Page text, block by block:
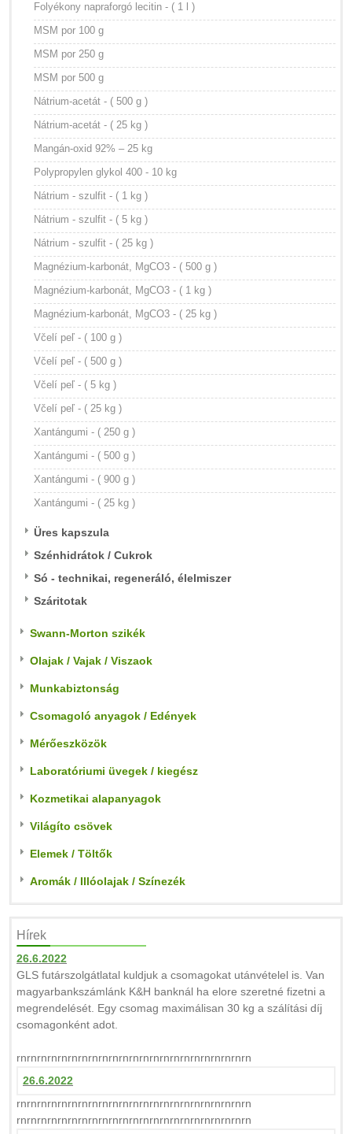
Folyékony napraforgó lecitin - ( 1 l )
MSM por 100 g
MSM por 250 g
MSM por 500 g
Nátrium-acetát - ( 500 g )
Nátrium-acetát - ( 25 kg )
Mangán-oxid 92% – 25 kg
Polypropylen glykol 400 - 10 kg
Nátrium - szulfit - ( 1 kg )
Nátrium - szulfit - ( 5 kg )
Nátrium - szulfit - ( 25 kg )
Magnézium-karbonát, MgCO3 - ( 500 g )
Magnézium-karbonát, MgCO3 - ( 1 kg )
Magnézium-karbonát, MgCO3 - ( 25 kg )
Včelí peľ - ( 100 g )
Včelí peľ - ( 500 g )
Včelí peľ - ( 5 kg )
Včelí peľ - ( 25 kg )
Xantángumi - ( 250 g )
Xantángumi - ( 500 g )
Xantángumi - ( 900 g )
Xantángumi - ( 25 kg )
Üres kapszula
Szénhidrátok / Cukrok
Só - technikai, regeneráló, élelmiszer
Száritotak
Swann-Morton szikék
Olajak / Vajak / Viszaok
Munkabiztonság
Csomagoló anyagok / Edények
Mérőeszközök
Laboratóriumi üvegek / kiegész
Kozmetikai alapanyagok
Világíto csövek
Elemek / Töltők
Aromák / Illóolajak / Színezék
Hírek
26.6.2022
GLS futárszolgátlatal kuldjuk a csomagokat utánvételel is. Van
magyarbankszámlánk K&H banknál ha elore szeretné fizetni a
megrendelését. Egy csomag maximálisan 30 kg a szálítási díj
csomagonként adot.
rnrnrnrnrnrnrnrnrnrnrnrnrnrnrnrnrnrnrnrnrnrnrn
26.6.2022
rnrnrnrnrnrnrnrnrnrnrnrnrnrnrnrnrnrnrnrnrnrnrn
rnrnrnrnrnrnrnrnrnrnrnrnrnrnrnrnrnrnrnrnrnrnrn